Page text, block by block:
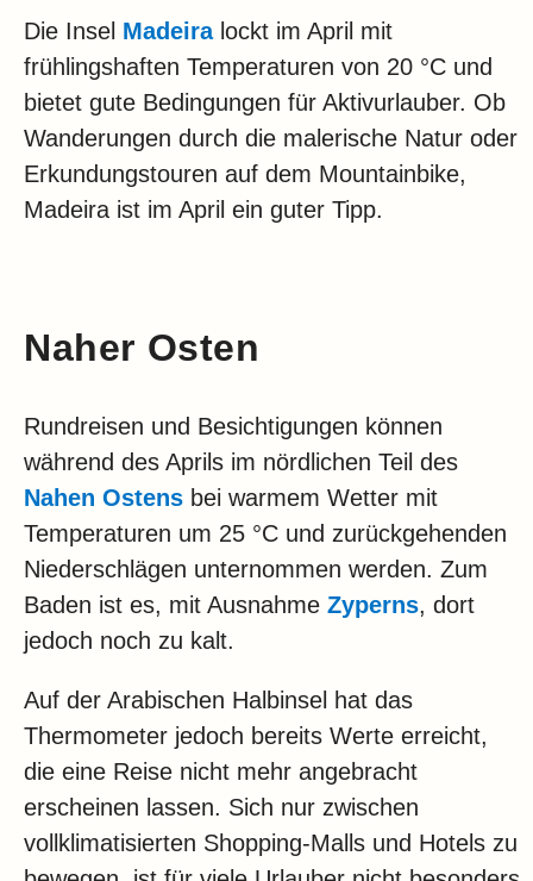
Die Insel Madeiralockt im April mit
frühlingshaften Temperaturen von 20 °C und
bietet gute Bedingungen für Aktivurlauber. Ob
Wanderungen durch die malerische Natur oder
Erkundungstouren auf dem Mountainbike,
Madeira ist im April ein guter Tipp.
Naher Osten
Rundreisen und Besichtigungen können
während des Aprils im nördlichen Teil des
Nahen Ostens bei warmem Wetter mit
Temperaturen um 25 °C und zurückgehenden
Niederschlägen unternommen werden. Zum
Baden ist es, mit Ausnahme Zyperns, dort
jedoch noch zu kalt.
Auf der Arabischen Halbinsel hat das
Thermometer jedoch bereits Werte erreicht,
die eine Reise nicht mehr angebracht
erscheinen lassen. Sich nur zwischen
vollklimatisierten Shopping-Malls und Hotels zu